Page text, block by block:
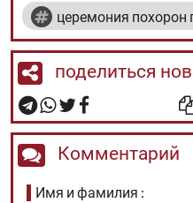
церемония похорон
поделиться
Комментарий
Имя и фамилия